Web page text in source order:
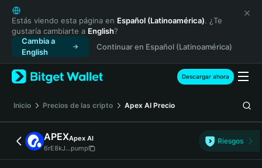
English
日本語
Tiếng Việt
Русский
Español (Latinoamérica)
Türkçe
Français
Deutsch
简体中文
繁體中文
Português (Portugal)
Estás viendo esta página en Español (Latinoamérica). ¿Te
gustaría cambiarte a English?
Cambia a
English
Continuar en Español (Latinoamérica)
Descargar ahora
Inicio Precios de las cripto Apex AI Precio
APEXApex AI
6rE8kJ...pump
Riesgos